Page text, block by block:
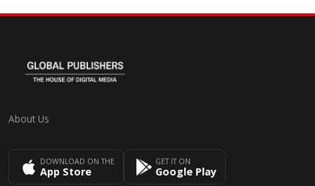
About Us
DOWNLOAD ON THE
App Store
GET IT ON
Google Play